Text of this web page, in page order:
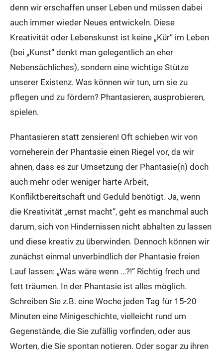
denn wir erschaffen unser Leben und müssen dabei
auch immer wieder Neues entwickeln. Diese
Kreativität oder Lebenskunst ist keine „Kür“ im Leben
(bei „Kunst“ denkt man gelegentlich an eher
Nebensächliches), sondern eine wichtige Stütze
unserer Existenz. Was können wir tun, um sie zu
pflegen und zu fördern? Phantasieren, ausprobieren,
spielen.
Phantasieren statt zensieren! Oft schieben wir von
vorneherein der Phantasie einen Riegel vor, da wir
ahnen, dass es zur Umsetzung der Phantasie(n) doch
auch mehr oder weniger harte Arbeit,
Konfliktbereitschaft und Geduld benötigt. Ja, wenn
die Kreativität „ernst macht“, geht es manchmal auch
darum, sich von Hindernissen nicht abhalten zu lassen
und diese kreativ zu überwinden. Dennoch können wir
zunächst einmal unverbindlich der Phantasie freien
Lauf lassen: „Was wäre wenn …?!“ Richtig frech und
fett träumen. In der Phantasie ist alles möglich.
Schreiben Sie z.B. eine Woche jeden Tag für 15-20
Minuten eine Minigeschichte, vielleicht rund um
Gegenstände, die Sie zufällig vorfinden, oder aus
Worten, die Sie spontan notieren. Oder sogar zu ihren